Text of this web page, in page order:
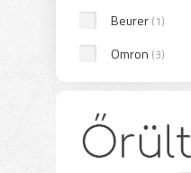
Beurer (1)
Omron (3)